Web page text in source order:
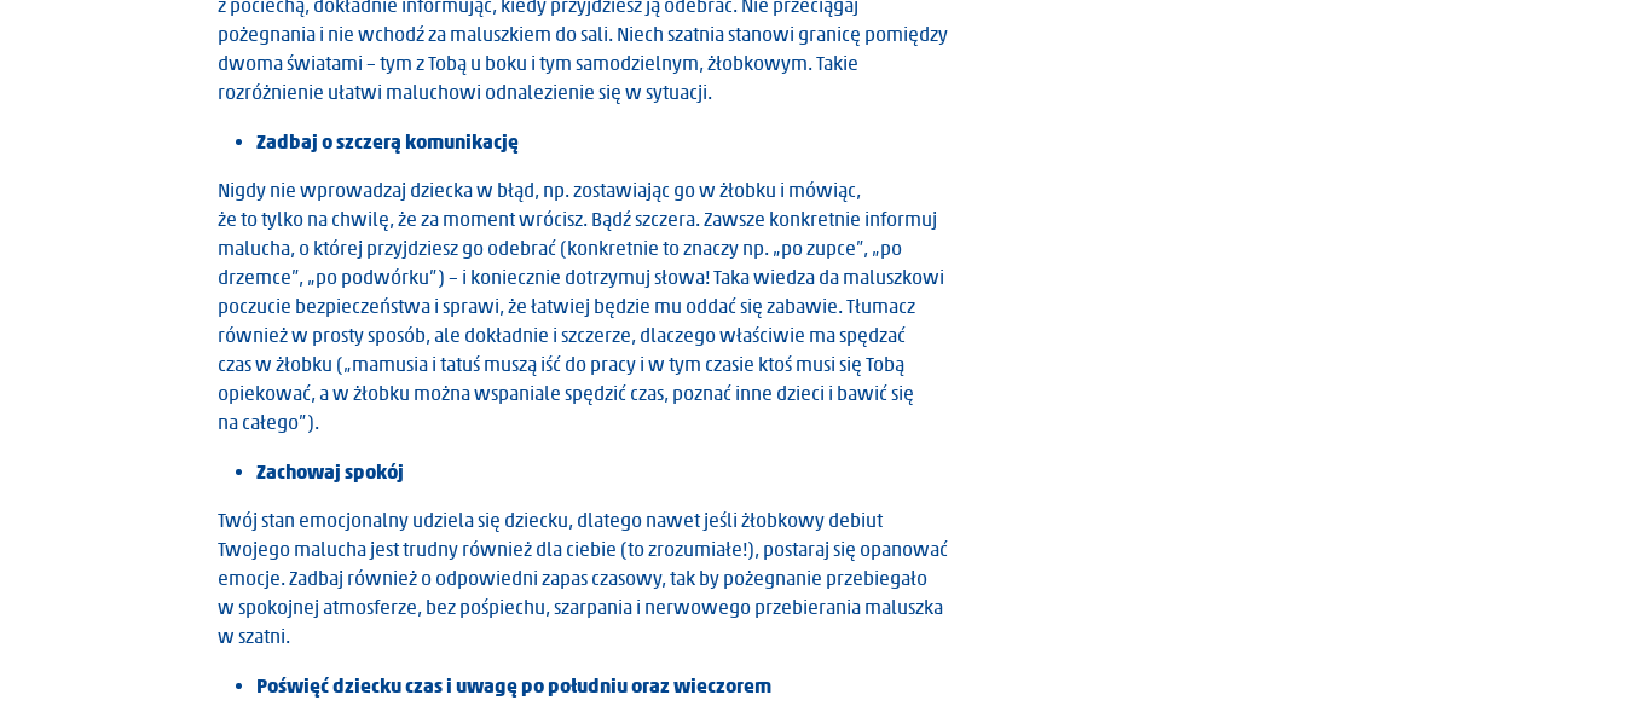
z pociechą, dokładnie informując, kiedy przyjdziesz ją odebrać. Nie przeciągaj
pożegnania i nie wchodź za maluszkiem do sali. Niech szatnia stanowi granicę pomiędzy
dwoma światami – tym z Tobą u boku i tym samodzielnym, żłobkowym. Takie
rozróżnienie ułatwi maluchowi odnalezienie się w sytuacji.
Zadbaj o szczerą komunikację
Nigdy nie wprowadzaj dziecka w błąd, np. zostawiając go w żłobku i mówiąc,
że to tylko na chwilę, że za moment wrócisz. Bądź szczera. Zawsze konkretnie informuj
malucha, o której przyjdziesz go odebrać (konkretnie to znaczy np. „po zupce”, „po
drzemce”, „po podwórku”) – i koniecznie dotrzymuj słowa! Taka wiedza da maluszkowi
poczucie bezpieczeństwa i sprawi, że łatwiej będzie mu oddać się zabawie. Tłumacz
również w prosty sposób, ale dokładnie i szczerze, dlaczego właściwie ma spędzać
czas w żłobku („mamusia i tatuś muszą iść do pracy i w tym czasie ktoś musi się Tobą
opiekować, a w żłobku można wspaniale spędzić czas, poznać inne dzieci i bawić się
na całego”).
Zachowaj spokój
Twój stan emocjonalny udziela się dziecku, dlatego nawet jeśli żłobkowy debiut
Twojego malucha jest trudny również dla ciebie (to zrozumiałe!), postaraj się opanować
emocje. Zadbaj również o odpowiedni zapas czasowy, tak by pożegnanie przebiegało
w spokojnej atmosferze, bez pośpiechu, szarpania i nerwowego przebierania maluszka
w szatni.
Poświęć dziecku czas i uwagę po południu oraz wieczorem